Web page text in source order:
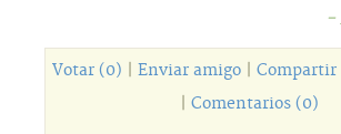
-
Votar (0) Enviar amigo| Compartir|
Comentarios (0)